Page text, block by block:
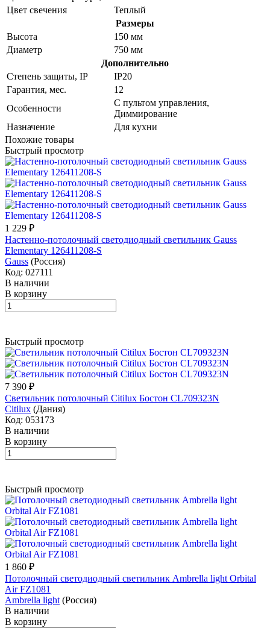
Цвет свечения
Теплый
Размеры
Высота
150 мм
Диаметр
750 мм
Дополнительно
Степень защиты, IP
IP20
Гарантия, мес.
12
Особенности
С пультом управления,
Диммирование
Назначение
Для кухни
Похожие товары
Быстрый просмотр
1 229 ₽
Настенно-потолочный светодиодный светильник Gauss
Elementary 126411208-S
Gauss (Россия)
Код: 027111
В наличии
В корзину
Быстрый просмотр
7 390 ₽
Светильник потолочный Citilux Бостон CL709323N
Citilux (Дания)
Код: 053173
В наличии
В корзину
Быстрый просмотр
1 860 ₽
Потолочный светодиодный светильник Ambrella light Orbital
Air FZ1081
Ambrella light (Россия)
В наличии
В корзину